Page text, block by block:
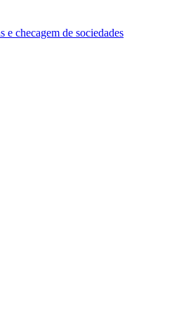
e checagem de sociedades